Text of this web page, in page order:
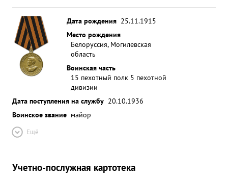
Дата рождения 25.11.1915
Место рождения
Белоруссия, Могилевская
область
Воинская часть
15 пехотный полк 5 пехотной
дивизии
Дата поступления на службу 20.10.1936
Воинское звание майор
Ещё
Учетно-послужная картотека